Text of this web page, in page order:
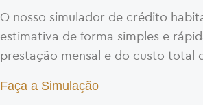
O nosso simulador de crédito
estimativa de forma simples e
prestação mensal e do custo total
Faça a Simulação